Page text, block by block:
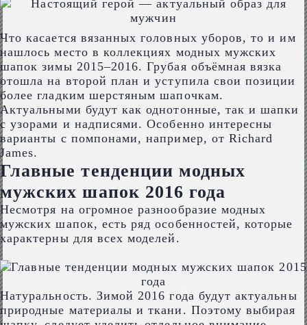
Что касается вязанных головных уборов, то и им
нашлось место в коллекциях модных мужских
шапок зимы 2015–2016. Грубая объёмная вязка
отошла на второй план и уступила свои позиции
более гладким шерстяным шапочкам.
Актуальными будут как однотонные, так и шапки
с узорами и надписями. Особенно интересны
варианты с помпонами, например, от Richard
James.
Главные тенденции модных
мужских шапок 2016 года
Несмотря на огромное разнообразие модных
мужских шапок, есть ряд особенностей, которые
характерны для всех моделей.
Натуральность. Зимой 2016 года будут актуальны
природные материалы и ткани. Поэтому выбирая